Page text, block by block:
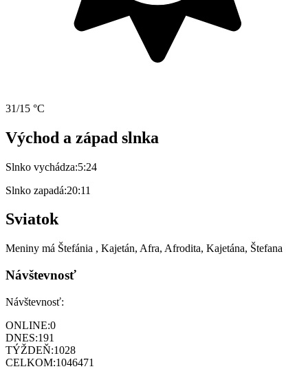
31/15 °C
Východ a západ slnka
Slnko vychádza:5:24
Slnko zapadá:20:11
Sviatok
Meniny má Štefánia , Kajetán, Afra, Afrodita, Kajetána, Štefana
Návštevnosť
Návštevnosť:
ONLINE:0
DNES:191
TÝŽDEŇ:1028
CELKOM:1046471